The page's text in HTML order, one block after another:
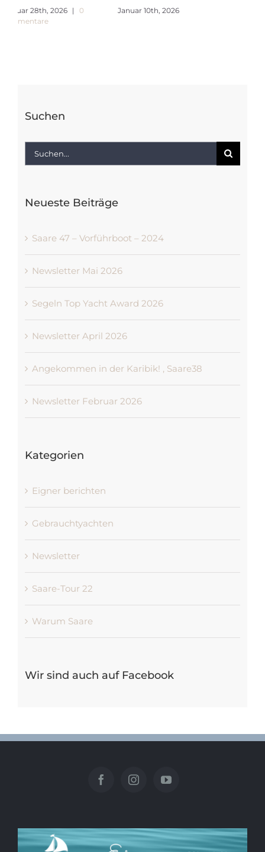
Januar 10th, 2026
Suchen
nach:
Neueste Beiträge
Saare 47 – Vorführboot – 2024
Newsletter Mai 2026
Segeln Top Yacht Award 2026
Newsletter April 2026
Angekommen in der Karibik! , Saare38
Newsletter Februar 2026
Kategorien
Eigner berichten
Gebrauchtyachten
Newsletter
Saare-Tour 22
Warum Saare
Wir sind auch auf Facebook